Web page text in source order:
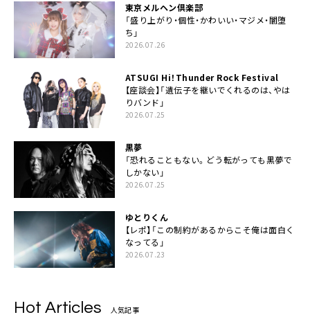
東京メルヘン倶楽部
「盛り上がり・個性・かわいい・マジメ・闇堕
ち」
2026.07.26
ATSUGI Hi！Thunder Rock Festival
【座談会】「遺伝子を継いでくれるのは、やは
りバンド」
2026.07.25
黒夢
「恐れることもない。どう転がっても黒夢で
しかない」
2026.07.25
ゆとりくん
【レポ】「この制約があるからこそ俺は面白く
なってる」
2026.07.23
Hot Articles 人気記事